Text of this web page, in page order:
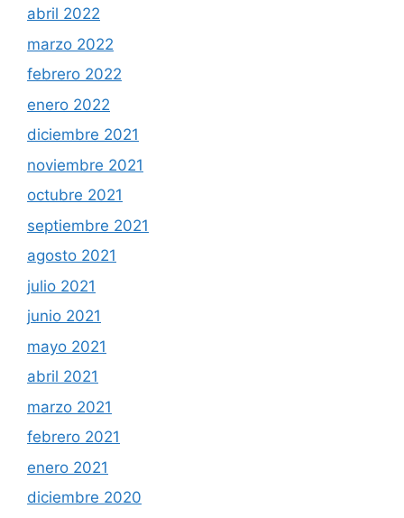
abril 2022
marzo 2022
febrero 2022
enero 2022
diciembre 2021
noviembre 2021
octubre 2021
septiembre 2021
agosto 2021
julio 2021
junio 2021
mayo 2021
abril 2021
marzo 2021
febrero 2021
enero 2021
diciembre 2020